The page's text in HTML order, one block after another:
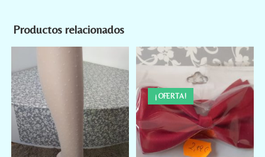
Productos relacionados
¡OFERTA!